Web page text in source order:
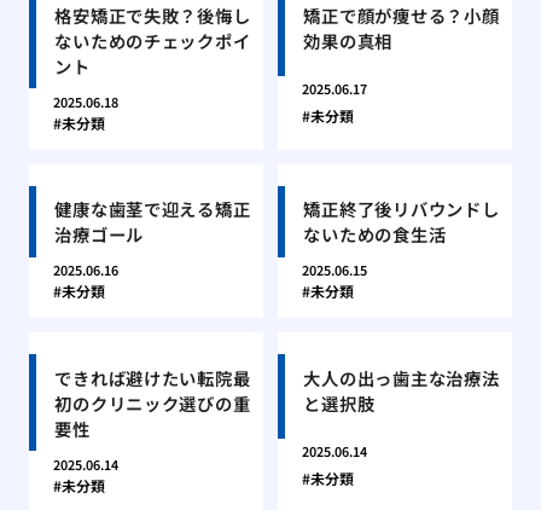
格安矯正で失敗？後悔し
ないためのチェックポイ
ント
2025.06.18
未分類
矯正で顔が痩せる？小顔
効果の真相
2025.06.17
未分類
健康な歯茎で迎える矯正
治療ゴール
2025.06.16
未分類
矯正終了後リバウンドし
ないための食生活
2025.06.15
未分類
できれば避けたい転院最
初のクリニック選びの重
要性
2025.06.14
未分類
大人の出っ歯主な治療法
と選択肢
2025.06.14
未分類